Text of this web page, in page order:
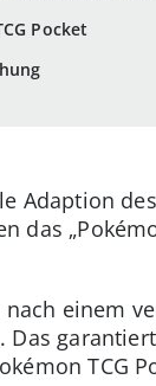
Pocket
Adaption
das
einem
Das
TCG